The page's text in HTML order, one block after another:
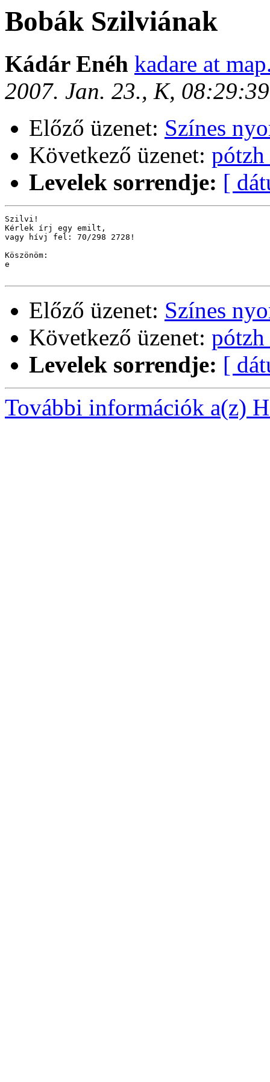
Bobák Szilviának
Kádár Enéh kadare at
2007. Jan. 23., K,
Előző üzenet: Színes
Következő üzenet: pótzh
Levelek sorrendje: [
Szilvi!
Kérlek írj egy emilt,
vagy hívj fel: 70/298 2728!
Köszönöm:
e
Előző üzenet: Színes
Következő üzenet: pótzh
Levelek sorrendje: [
További információk a(z)